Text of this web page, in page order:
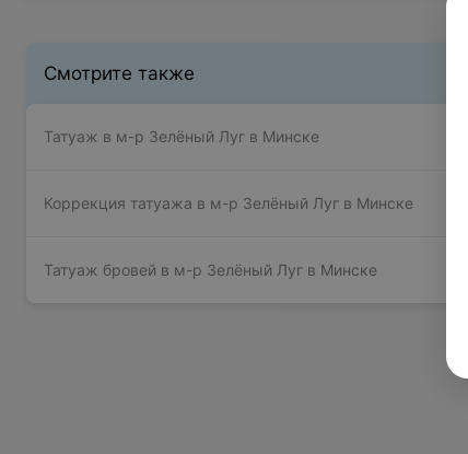
Смотрите также
Татуаж в м-р Зелёный Луг в Минске
Коррекция татуажа в м-р Зелёный Луг в Минске
Татуаж бровей в м-р Зелёный Луг в Минске